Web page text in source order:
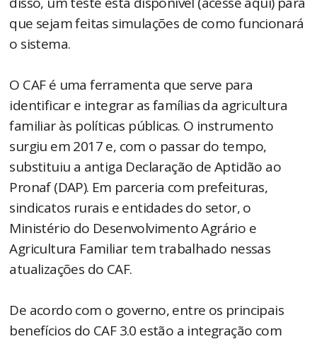
que sejam feitas simulações de como funcionará
o sistema.
O CAF é uma ferramenta que serve para
identificar e integrar as famílias da agricultura
familiar às políticas públicas. O instrumento
surgiu em 2017 e, com o passar do tempo,
substituiu a antiga Declaração de Aptidão ao
Pronaf (DAP). Em parceria com prefeituras,
sindicatos rurais e entidades do setor, o
Ministério do Desenvolvimento Agrário e
Agricultura Familiar tem trabalhado nessas
atualizações do CAF.
De acordo com o governo, entre os principais
benefícios do CAF 3.0 estão a integração com